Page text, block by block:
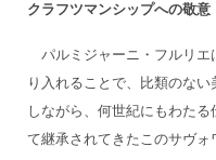
クラフツマンシップへの敬意
パルミジャーニ・フルリエ
り入れることで、比類のな
しながら、何世紀にもわた
て継承されてきたこのサヴ